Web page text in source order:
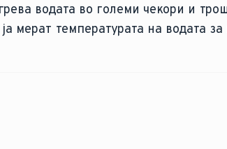
водата во големи чекори и
ја мерат температурата на водата